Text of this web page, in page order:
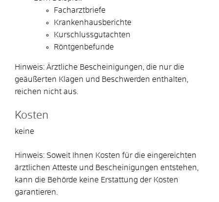
Facharztbriefe
Krankenhausberichte
Kurschlussgutachten
Röntgenbefunde
Hinweis: Ärztliche Bescheinigungen, die nur die
geäußerten Klagen und Beschwerden enthalten,
reichen nicht aus.
Kosten
keine
Hinweis: Soweit Ihnen Kosten für die eingereichten
ärztlichen Atteste und Bescheinigungen entstehen,
kann die Behörde keine Erstattung der Kosten
garantieren.